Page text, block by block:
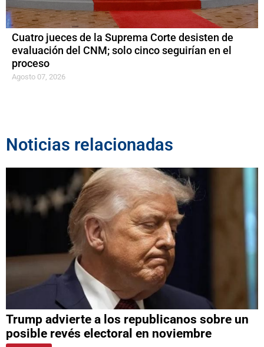
Cuatro jueces de la Suprema Corte desisten de
evaluación del CNM; solo cinco seguirían en el
proceso
Agosto 07, 2026
Noticias relacionadas
Trump advierte a los republicanos sobre un
posible revés electoral en noviembre